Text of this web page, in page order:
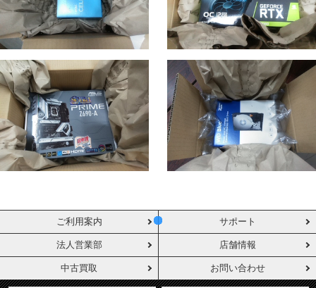
ご利用案内 サポート
法人営業部 店舗情報
中古買取 お問い合わせ